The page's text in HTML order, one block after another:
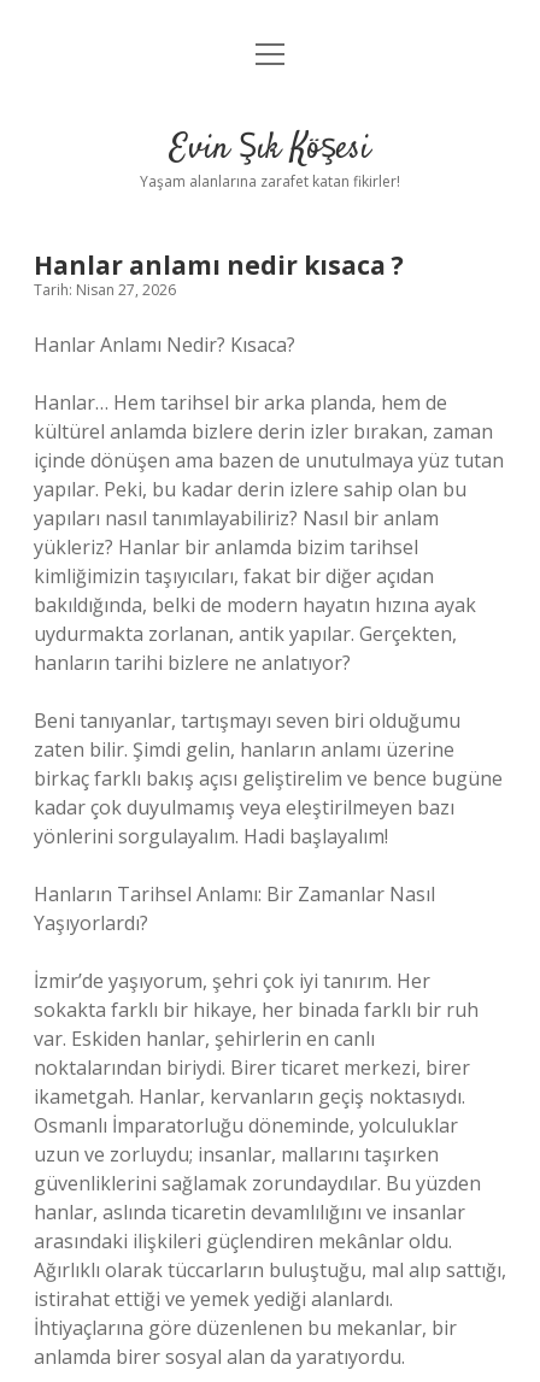
Anasayfa
Yasal Uyarı
menüyü
Evin Şık Köşesi
Yaşam alanlarına zarafet katan fikirler!
Hanlar anlamı nedir kısaca ?
Tarih: Nisan 27, 2026
Hanlar Anlamı Nedir? Kısaca?
Hanlar… Hem tarihsel bir arka planda, hem de
kültürel anlamda bizlere derin izler bırakan, zaman
içinde dönüşen ama bazen de unutulmaya yüz tutan
yapılar. Peki, bu kadar derin izlere sahip olan bu
yapıları nasıl tanımlayabiliriz? Nasıl bir anlam
yükleriz? Hanlar bir anlamda bizim tarihsel
kimliğimizin taşıyıcıları, fakat bir diğer açıdan
bakıldığında, belki de modern hayatın hızına ayak
uydurmakta zorlanan, antik yapılar. Gerçekten,
hanların tarihi bizlere ne anlatıyor?
Beni tanıyanlar, tartışmayı seven biri olduğumu
zaten bilir. Şimdi gelin, hanların anlamı üzerine
birkaç farklı bakış açısı geliştirelim ve bence bugüne
kadar çok duyulmamış veya eleştirilmeyen bazı
yönlerini sorgulayalım. Hadi başlayalım!
Hanların Tarihsel Anlamı: Bir Zamanlar Nasıl
Yaşıyorlardı?
İzmir’de yaşıyorum, şehri çok iyi tanırım. Her
sokakta farklı bir hikaye, her binada farklı bir ruh
var. Eskiden hanlar, şehirlerin en canlı
noktalarından biriydi. Birer ticaret merkezi, birer
ikametgah. Hanlar, kervanların geçiş noktasıydı.
Osmanlı İmparatorluğu döneminde, yolculuklar
uzun ve zorluydu; insanlar, mallarını taşırken
güvenliklerini sağlamak zorundaydılar. Bu yüzden
hanlar, aslında ticaretin devamlılığını ve insanlar
arasındaki ilişkileri güçlendiren mekânlar oldu.
Ağırlıklı olarak tüccarların buluştuğu, mal alıp sattığı,
istirahat ettiği ve yemek yediği alanlardı.
İhtiyaçlarına göre düzenlenen bu mekanlar, bir
anlamda birer sosyal alan da yaratıyordu.